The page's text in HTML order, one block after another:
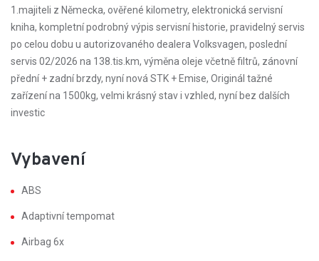
1.majiteli z Německa, ověřené kilometry, elektronická servisní
kniha, kompletní podrobný výpis servisní historie, pravidelný servis
po celou dobu u autorizovaného dealera Volksvagen, poslední
servis 02/2026 na 138.tis.km, výměna oleje včetně filtrů, zánovní
přední + zadní brzdy, nyní nová STK + Emise, Originál tažné
zařízení na 1500kg, velmi krásný stav i vzhled, nyní bez dalších
investic
Vybavení
ABS
Adaptivní tempomat
Airbag 6x